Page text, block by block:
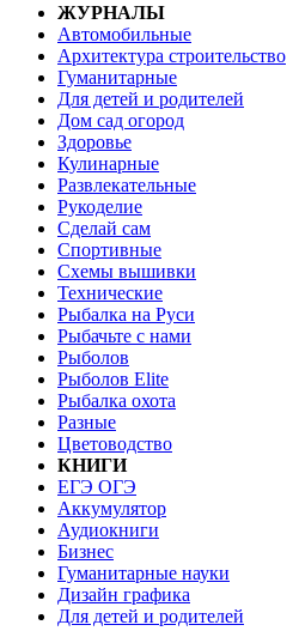
ЖУРНАЛЫ
Автомобильные
Архитектура строительство
Гуманитарные
Для детей и родителей
Дом сад огород
Здоровье
Кулинарные
Развлекательные
Рукоделие
Сделай сам
Спортивные
Схемы вышивки
Технические
Рыбалка на Руси
Рыбачьте с нами
Рыболов
Рыболов Elite
Рыбалка охота
Разные
Цветоводство
КНИГИ
ЕГЭ ОГЭ
Аккумулятор
Аудиокниги
Бизнес
Гуманитарные науки
Дизайн графика
Для детей и родителей